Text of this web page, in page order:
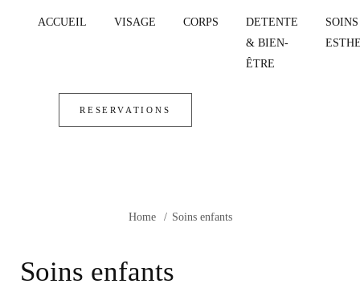
ACCUEIL VISAGE CORPS
DETENTE
& BIEN-
ÊTRE
SOINS
RESERVATIONS
Home Soins enfants
Soins enfants